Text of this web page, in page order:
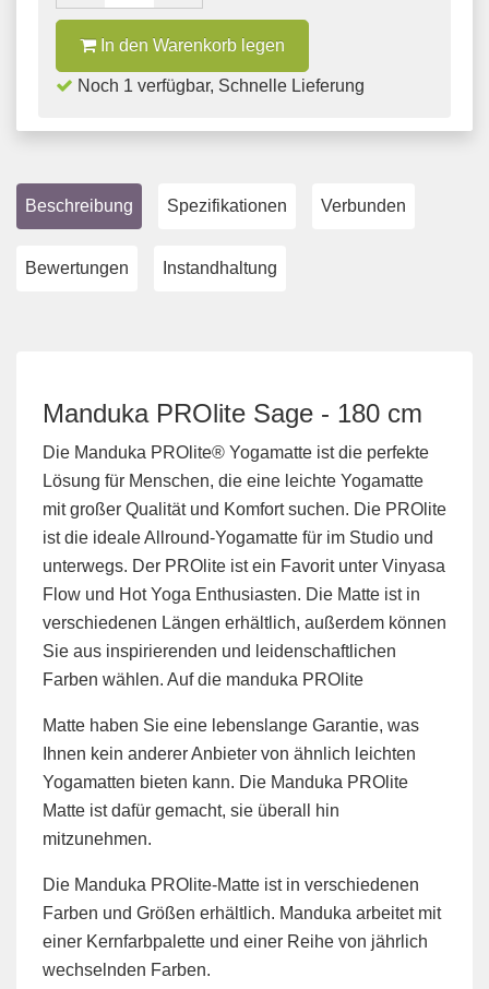
In den Warenkorb legen
Noch 1 verfügbar, Schnelle Lieferung
Beschreibung Spezifikationen Verbunden
Bewertungen Instandhaltung
Manduka PROlite Sage - 180 cm
Die Manduka PROlite® Yogamatte ist die perfekte
Lösung für Menschen, die eine leichte Yogamatte
mit großer Qualität und Komfort suchen. Die PROlite
ist die ideale Allround-Yogamatte für im Studio und
unterwegs. Der PROlite ist ein Favorit unter Vinyasa
Flow und Hot Yoga Enthusiasten. Die Matte ist in
verschiedenen Längen erhältlich, außerdem können
Sie aus inspirierenden und leidenschaftlichen
Farben wählen. Auf die manduka PROlite
Matte haben Sie eine lebenslange Garantie, was
Ihnen kein anderer Anbieter von ähnlich leichten
Yogamatten bieten kann. Die Manduka PROlite
Matte ist dafür gemacht, sie überall hin
mitzunehmen.
Die Manduka PROlite-Matte ist in verschiedenen
Farben und Größen erhältlich. Manduka arbeitet mit
einer Kernfarbpalette und einer Reihe von jährlich
wechselnden Farben.